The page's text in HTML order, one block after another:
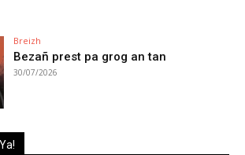
Breizh
Bezañ prest pa grog an tan
30/07/2026